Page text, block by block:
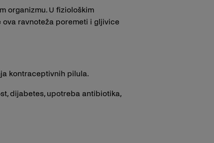
organizmu. U fiziološkim
ova ravnoteža poremeti i gljivice
kontraceptivnih pilula.
dijabetes, upotreba antibiotika,